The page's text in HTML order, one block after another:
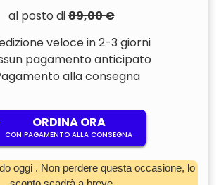
al posto di89,00 €
veloce in 2-3 giorni
pagamento anticipato
alla consegna
ORDINA ORA
CON PAGAMENTO ALLA CONSEGNA
oggi . Non perdere questa occasione, lo